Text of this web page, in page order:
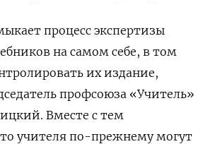
процесс экспертизы
на самом себе, в том
их издание,
профсоюза «Учитель»
Вместе с тем
учителя по-прежнему могут